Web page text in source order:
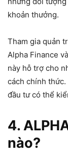
khoản thưởng.
Tham gia quản
Alpha Finance
này hỗ trợ cho
cách chính
đầu tư có thể
4.
nào?